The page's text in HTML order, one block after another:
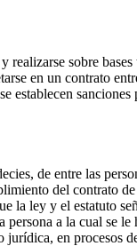
sobre bases
en un contrato
establecen sanciones
de entre las
del contrato
la ley y el estatuto
a la cual se le
jurídica, en procesos